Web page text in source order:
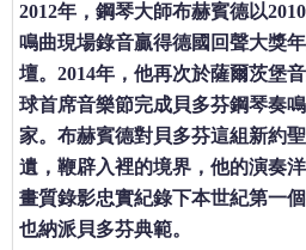
2012年，鋼琴大師布赫賓德以
鳴曲現場錄音贏得德國回聲大獎
壇。2014年，他再次於薩爾茨堡
球首席音樂節完成貝多芬鋼琴奏
家。布赫賓德對貝多芬這組新約
遺，鞭辟入裡的境界，他的演奏
畫質錄影忠實紀錄下本世紀第一
也納派貝多芬典範。